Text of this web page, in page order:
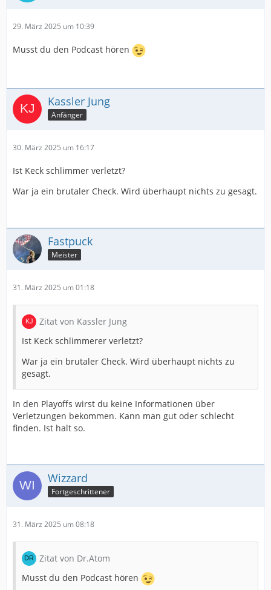
29. März 2025 um 10:39
Musst du den Podcast hören
Kassler Jung
Anfänger
30. März 2025 um 16:17
Ist Keck schlimmer verletzt?
War ja ein brutaler Check. Wird überhaupt nichts zu gesagt.
Fastpuck
Meister
31. März 2025 um 01:18
Zitat von Kassler Jung
Ist Keck schlimmerer verletzt?
War ja ein brutaler Check. Wird überhaupt nichts zu
gesagt.
In den Playoffs wirst du keine Informationen über
Verletzungen bekommen. Kann man gut oder schlecht
finden. Ist halt so.
Wizzard
Fortgeschrittener
31. März 2025 um 08:18
Zitat von Dr.Atom
Musst du den Podcast hören